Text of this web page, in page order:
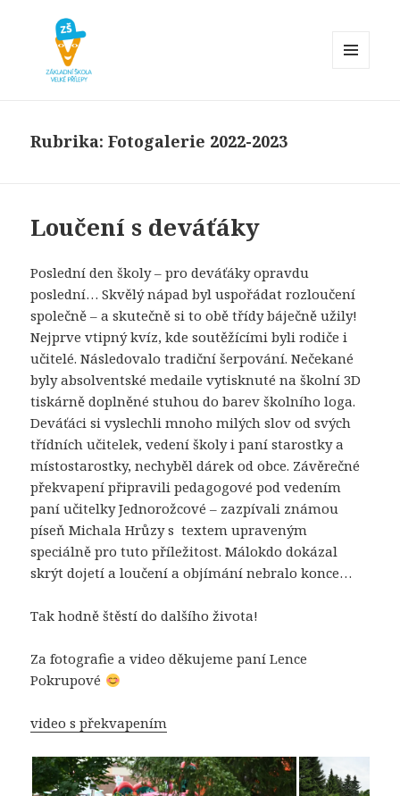
Rubrika:Fotogalerie 2022-2023
Loučení s deváťáky
Poslední den školy – pro deváťáky opravdu
poslední… Skvělý nápad byl uspořádat rozloučení
společně – a skutečně si to obě třídy báječně užily!
Nejprve vtipný kvíz, kde soutěžícími byli rodiče i
učitelé. Následovalo tradiční šerpování. Nečekané
byly absolventské medaile vytisknuté na školní 3D
tiskárně doplněné stuhou do barev školního loga.
Deváťáci si vyslechli mnoho milých slov od svých
třídních učitelek, vedení školy i paní starostky a
místostarostky, nechyběl dárek od obce. Závěrečné
překvapení připravili pedagogové pod vedením
paní učitelky Jednorožcové – zazpívali známou
píseň Michala Hrůzy s textem upraveným
speciálně pro tuto příležitost. Málokdo dokázal
skrýt dojetí a loučení a objímání nebralo konce…
Tak hodně štěstí do dalšího života!
Za fotografie a video děkujeme paní Lence
Pokrupové
video s překvapením